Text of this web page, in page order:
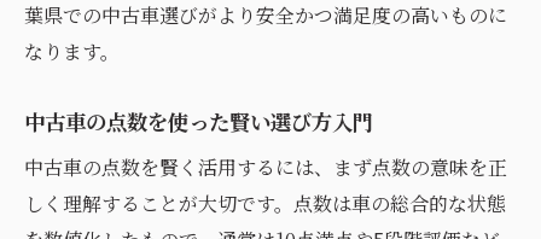
葉県での中古車選びがより安全かつ満足度の高いものに
なります。
中古車の点数を使った賢い選び方入門
中古車の点数を賢く活用するには、まず点数の意味を正
しく理解することが大切です。点数は車の総合的な状態